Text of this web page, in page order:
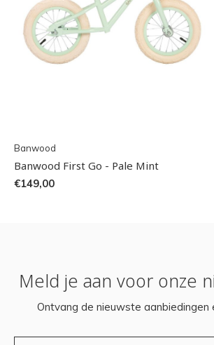
Banwood
Banwood First Go - Pale Mint
€149,00
Meld je aan voor onze
Ontvang de nieuwste aanbiedingen